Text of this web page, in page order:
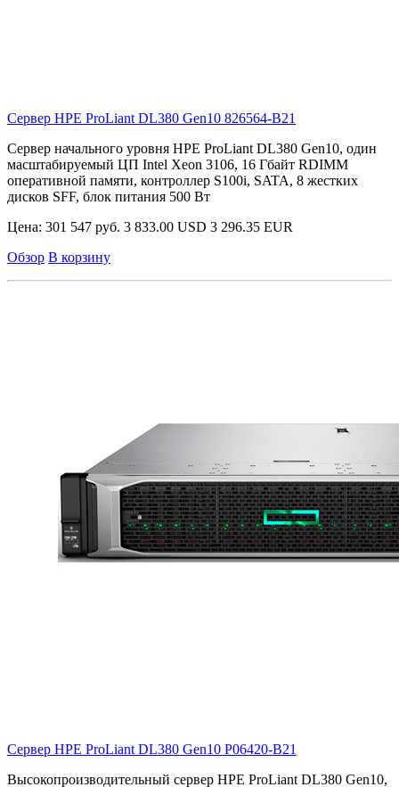
Сервер HPE ProLiant DL380 Gen10 826564-B21
Сервер начального уровня HPE ProLiant DL380 Gen10, один
масштабируемый ЦП Intel Xeon 3106, 16 Гбайт RDIMM
оперативной памяти, контроллер S100i, SATA, 8 жестких
дисков SFF, блок питания 500 Вт
Цена: 301 547 руб. 3 833.00 USD 3 296.35 EUR
Обзор В корзину
Сервер HPE ProLiant DL380 Gen10 P06420-B21
Высокопроизводительный сервер HPE ProLiant DL380 Gen10,